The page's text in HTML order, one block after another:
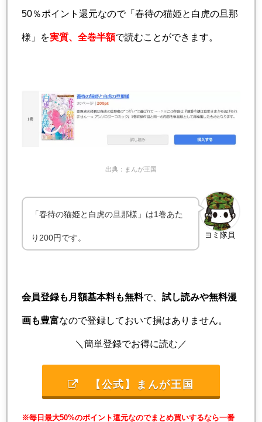
50％ポイント還元なので「春待の猫姫と白虎の旦那
様」を実質、全巻半額で読むことができます。
出典：まんが王国
ヨミ隊員
「春待の猫姫と白虎の旦那様」は1巻あた
り200円です。
会員登録も月額基本料も無料で、 試し読みや無料漫
画も豊富なので登録しておいて損はありません。
＼簡単登録でお得に読む／
【公式】まんが王国
※毎日最大50%のポイント還元なのでまとめ買いするなら一番